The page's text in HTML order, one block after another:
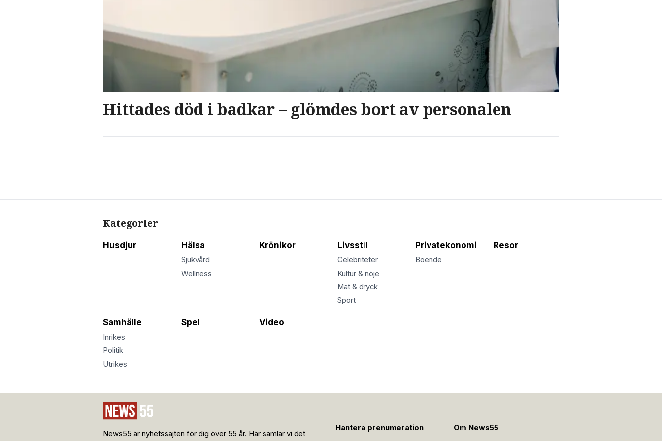
Hittades död i badkar – glömdes bort av personalen
Kategorier
Husdjur Hälsa
Sjukvård
Wellness
Krönikor Livsstil
Celebriteter
Kultur & nöje
Mat & dryck
Sport
Privatekonomi
Boende
Resor
Samhälle
Inrikes
Politik
Utrikes
Spel Video
News55 är nyhetssajten för dig över 55 år. Här samlar vi det
Hantera prenumeration Om News55